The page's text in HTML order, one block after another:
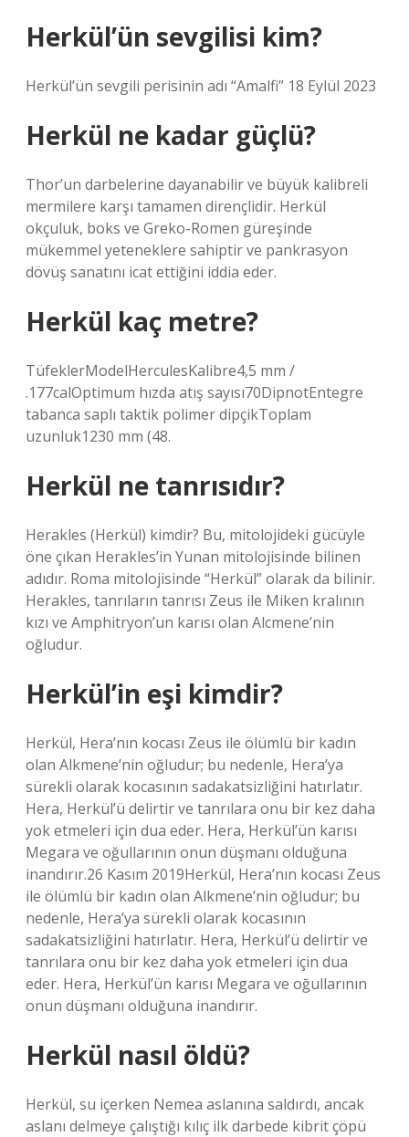
Herkül’ün sevgilisi kim?
Herkül’ün sevgili perisinin adı “Amalfi” 18 Eylül 2023
Herkül ne kadar güçlü?
Thor’un darbelerine dayanabilir ve büyük kalibreli
mermilere karşı tamamen dirençlidir. Herkül
okçuluk, boks ve Greko-Romen güreşinde
mükemmel yeteneklere sahiptir ve pankrasyon
dövüş sanatını icat ettiğini iddia eder.
Herkül kaç metre?
TüfeklerModelHerculesKalibre4,5 mm /
.177calOptimum hızda atış sayısı70DipnotEntegre
tabanca saplı taktik polimer dipçikToplam
uzunluk1230 mm (48.
Herkül ne tanrısıdır?
Herakles (Herkül) kimdir? Bu, mitolojideki gücüyle
öne çıkan Herakles’in Yunan mitolojisinde bilinen
adıdır. Roma mitolojisinde “Herkül” olarak da bilinir.
Herakles, tanrıların tanrısı Zeus ile Miken kralının
kızı ve Amphitryon’un karısı olan Alcmene’nin
oğludur.
Herkül’in eşi kimdir?
Herkül, Hera’nın kocası Zeus ile ölümlü bir kadın
olan Alkmene’nin oğludur; bu nedenle, Hera’ya
sürekli olarak kocasının sadakatsizliğini hatırlatır.
Hera, Herkül’ü delirtir ve tanrılara onu bir kez daha
yok etmeleri için dua eder. Hera, Herkül’ün karısı
Megara ve oğullarının onun düşmanı olduğuna
inandırır.26 Kasım 2019Herkül, Hera’nın kocası Zeus
ile ölümlü bir kadın olan Alkmene’nin oğludur; bu
nedenle, Hera’ya sürekli olarak kocasının
sadakatsizliğini hatırlatır. Hera, Herkül’ü delirtir ve
tanrılara onu bir kez daha yok etmeleri için dua
eder. Hera, Herkül’ün karısı Megara ve oğullarının
onun düşmanı olduğuna inandırır.
Herkül nasıl öldü?
Herkül, su içerken Nemea aslanına saldırdı, ancak
aslanı delmeye çalıştığı kılıç ilk darbede kibrit çöpü